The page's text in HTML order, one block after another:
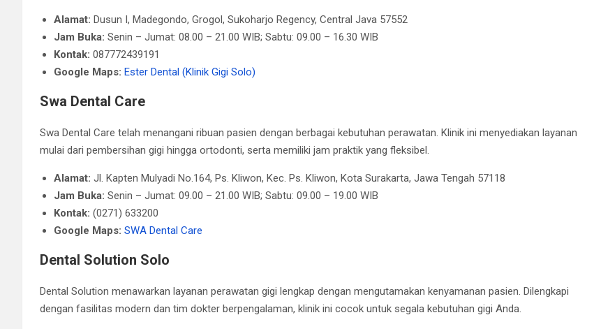
Alamat: Dusun I, Madegondo, Grogol, Sukoharjo Regency, Central Java 57552
Jam Buka: Senin – Jumat: 08.00 – 21.00 WIB​; Sabtu: 09.00 – 16.30 WIB
Kontak: 087772439191
Google Maps: Ester Dental (Klinik Gigi Solo)
Swa Dental Care
Swa Dental Care telah menangani ribuan pasien dengan berbagai kebutuhan perawatan. Klinik ini menyediakan layanan
mulai dari pembersihan gigi hingga ortodonti, serta memiliki jam praktik yang fleksibel.
Alamat: Jl. Kapten Mulyadi No.164, Ps. Kliwon, Kec. Ps. Kliwon, Kota Surakarta, Jawa Tengah 57118
Jam Buka: Senin – Jumat: 09.00 – 21.00 WIB​; Sabtu: 09.00 – 19.00 WIB
Kontak: (0271) 633200​
Google Maps: SWA Dental Care
Dental Solution Solo
Dental Solution menawarkan layanan perawatan gigi lengkap dengan mengutamakan kenyamanan pasien. Dilengkapi
dengan fasilitas modern dan tim dokter berpengalaman, klinik ini cocok untuk segala kebutuhan gigi Anda.